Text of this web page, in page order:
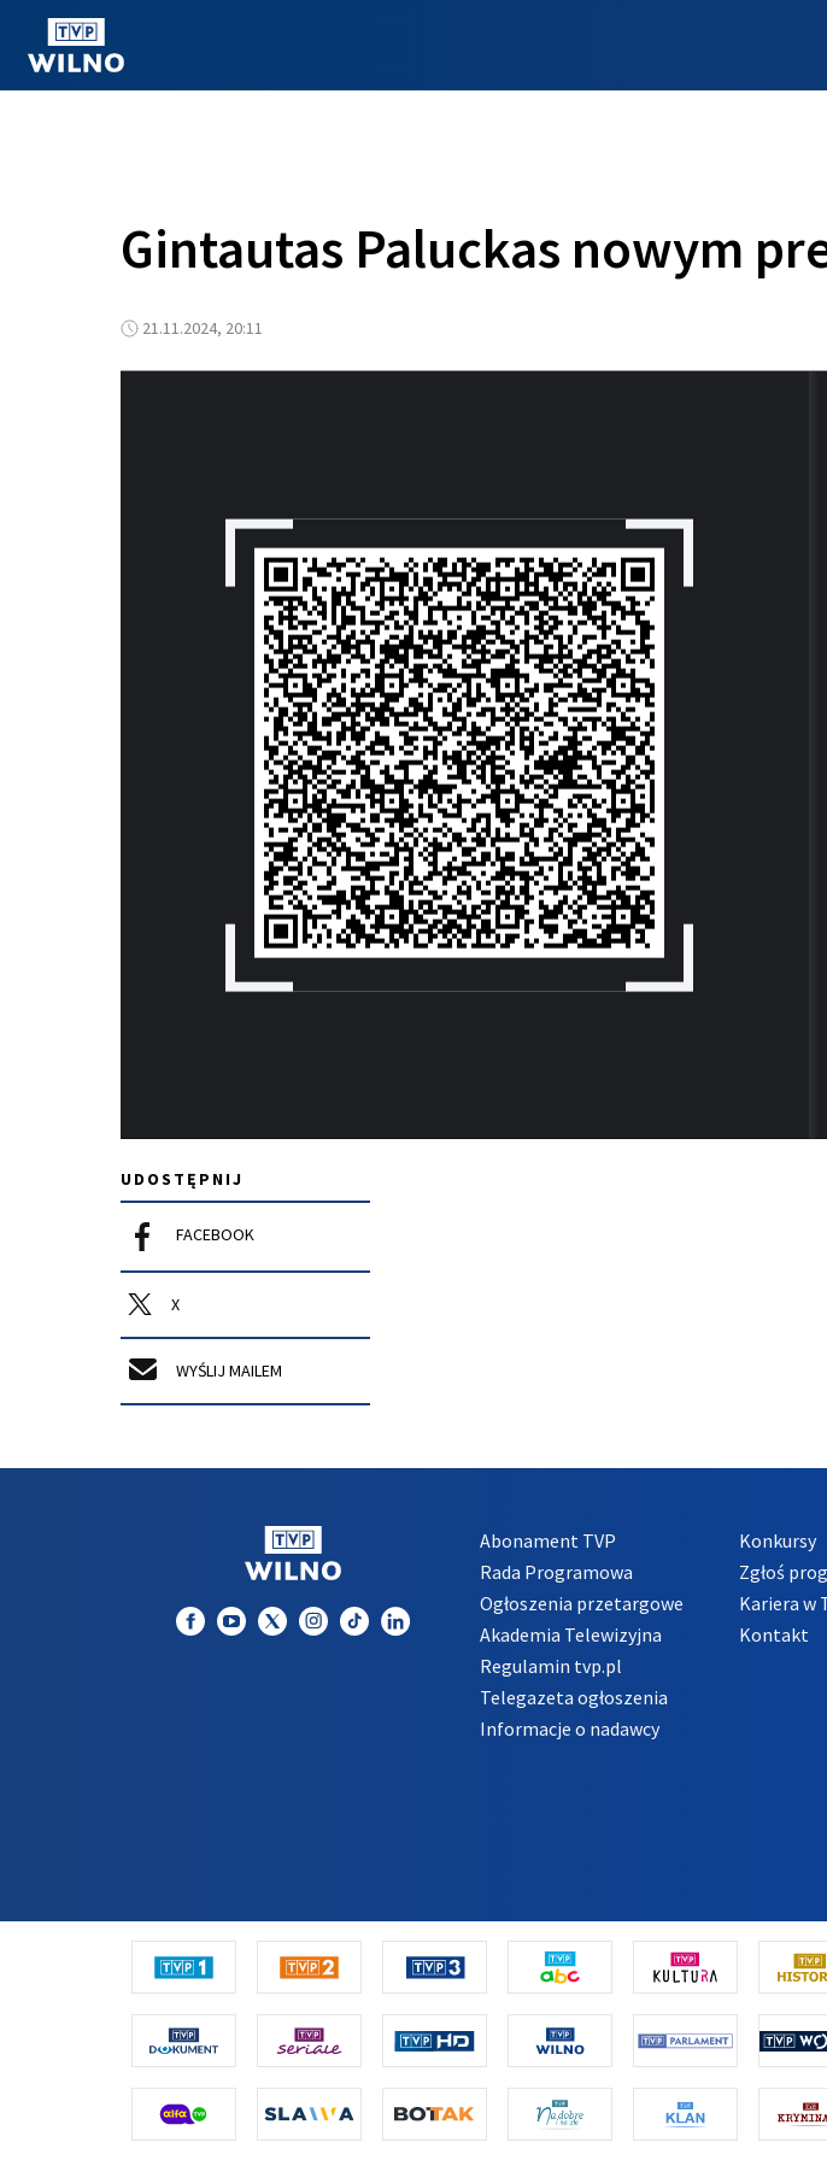
Gintautas Paluckas nowym
21.11.2024, 20:11
UDOSTĘPNIJ
FACEBOOK
X
WYŚLIJ MAILEM
Abonament TVP
Rada Programowa
Ogłoszenia przetargowe
Akademia Telewizyjna
Regulamin tvp.pl
Telegazeta ogłoszenia
Informacje o nadawcy
Konkursy
Zgłoś
Kariera w
Kontakt